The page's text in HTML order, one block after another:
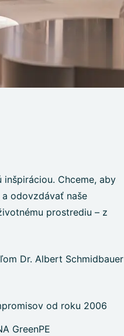
Chceme, aby
odovzdávať naše
prostrediu – z
Dr. Albert Schmidbauer
od roku 2006
GreenPE